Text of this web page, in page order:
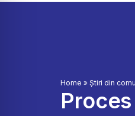
Home » Știri din